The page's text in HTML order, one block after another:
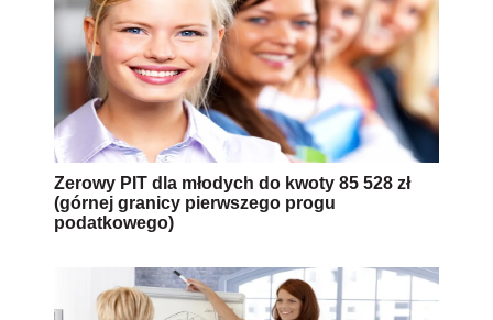
Zerowy PIT dla młodych do kwoty 85 528 zł
(górnej granicy pierwszego progu
podatkowego)